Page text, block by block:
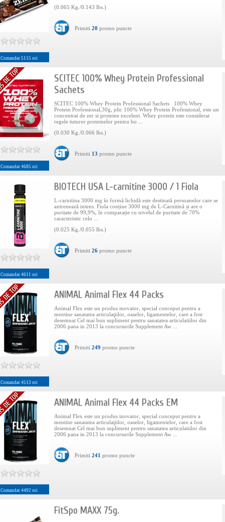
Comandat 5115 ori
(0.065 Kg./0.143 lbs.)
Primiti 20 promo puncte
Comandat 4685 ori
SCITEC 100% Whey Protein Professional
Sachets
SCITEC 100% Whey Protein Professional Sachets 100% Whey
Protein Professional,30g, plic 100% Whey Protein Professional, este un
concentrat de zer si proteine excelent. Whey protein este considerat
regele tuturor proteinelor pentru bo ...
(0.030 Kg./0.066 lbs.)
Primiti 13 promo puncte
Comandat 4611 ori
BIOTECH USA L-carnitine 3000 / 1 Fiola
L-carnitina 3000 mg în formă lichidă este destinată persoanelor care se
antrenează intens. Fiola conține 3000 mg de L-Carnitină și are o
puritate de 99,9%, în comparație cu nivelul de puritate de 70%
caracteristic celo ...
(0.025 Kg./0.055 lbs.)
Primiti 26 promo puncte
Comandat 4513 ori
ANIMAL Animal Flex 44 Packs
Animal Flex este un produs inovator, special conceput pentru a
mentine sanatatea articulaţiilor, oaselor, ligamentelor, care a fost
desemnat Cel mai bun supliment pentru sanatatea articulatiilor din
2006 pana in 2013 la concursurile Supplement Aw ...
Primiti 249 promo puncte
Comandat 4492 ori
ANIMAL Animal Flex 44 Packs EM
Animal Flex este un produs inovator, special conceput pentru a
mentine sanatatea articulaţiilor, oaselor, ligamentelor, care a fost
desemnat Cel mai bun supliment pentru sanatatea articulatiilor din
2006 pana in 2013 la concursurile Supplement Aw ...
Primiti 241 promo puncte
FitSpo MAXX 75g.